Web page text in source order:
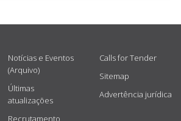
Notícias e Eventos
(Arquivo)
Últimas
atualizações
Recrutamento
Calls for Tender
Sitemap
Advertência jurídica